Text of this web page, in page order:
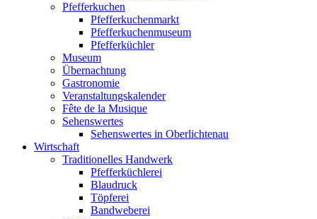
Pfefferkuchen
Pfefferkuchenmarkt
Pfefferkuchenmuseum
Pfefferküchler
Museum
Übernachtung
Gastronomie
Veranstaltungskalender
Fête de la Musique
Sehenswertes
Sehenswertes in Oberlichtenau
Wirtschaft
Traditionelles Handwerk
Pfefferküchlerei
Blaudruck
Töpferei
Bandweberei